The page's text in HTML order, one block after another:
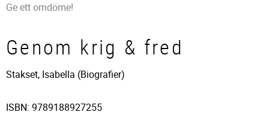
Ge ett omdöme!
Genom krig & fred
Stakset, Isabella (Biografier)
ISBN: 9789188927255